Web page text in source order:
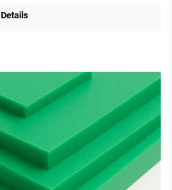
Details